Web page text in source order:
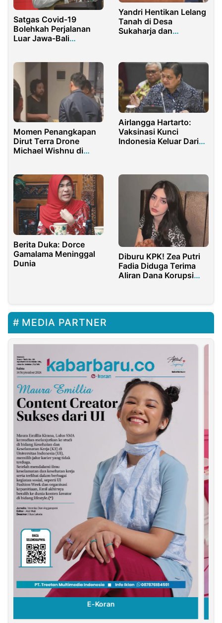
Satgas Covid-19
Bolehkah Perjalanan
Luar Jawa-Bali
Yandri Hentikan Lelang
Tanah di Desa
Sukaharja dan
Momen Penangkapan
Dirut Terra Drone
Michael Wishnu di
Airlangga Hartarto:
Vaksinasi Kunci
Indonesia Keluar Dari
Berita Duka: Dorce
Gamalama Meninggal
Dunia
Diburu KPK! Zea Putri
Fadia Diduga Terima
Aliran Dana Korupsi
MEDIA PARTNER
E-Koran